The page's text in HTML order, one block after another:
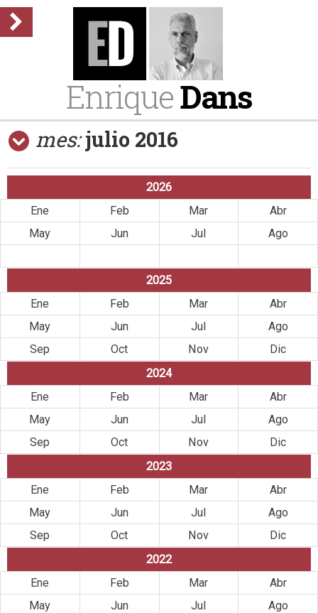
EnriqueDans
mes: julio 2016
2026
Ene
Feb Mar
Abr
May
Jun Jul
Ago
2025
Ene
Feb Mar
Abr
May
Jun Jul
Ago
Sep
Oct Nov
Dic
2024
Ene
Feb Mar
Abr
May
Jun Jul
Ago
Sep
Oct Nov
Dic
2023
Ene
Feb Mar
Abr
May
Jun Jul
Ago
Sep
Oct Nov
Dic
2022
Ene
Feb Mar
Abr
May
Jun Jul
Ago